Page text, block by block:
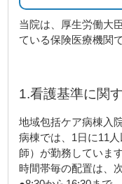
当院は、厚生労働大
ている保険医療機関で
1.看護基準に関
地域包括ケア病棟入
病棟では、1日に11
師）が勤務しています
時間帯毎の配置は、